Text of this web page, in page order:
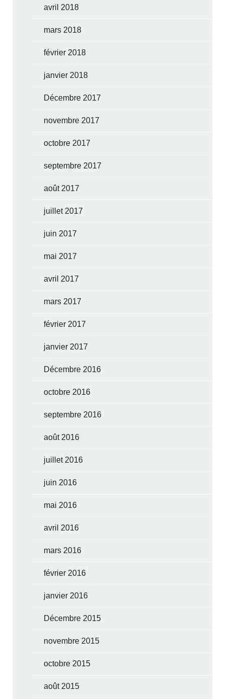
avril 2018
mars 2018
février 2018
janvier 2018
Décembre 2017
novembre 2017
octobre 2017
septembre 2017
août 2017
juillet 2017
juin 2017
mai 2017
avril 2017
mars 2017
février 2017
janvier 2017
Décembre 2016
octobre 2016
septembre 2016
août 2016
juillet 2016
juin 2016
mai 2016
avril 2016
mars 2016
février 2016
janvier 2016
Décembre 2015
novembre 2015
octobre 2015
août 2015